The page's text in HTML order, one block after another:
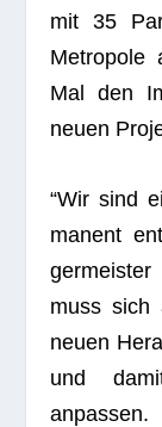
mit 35
Metro­pole
Mal den
neuen
“Wir sind
ma­nent
ger­meis­ter
muss sich
neuen
und